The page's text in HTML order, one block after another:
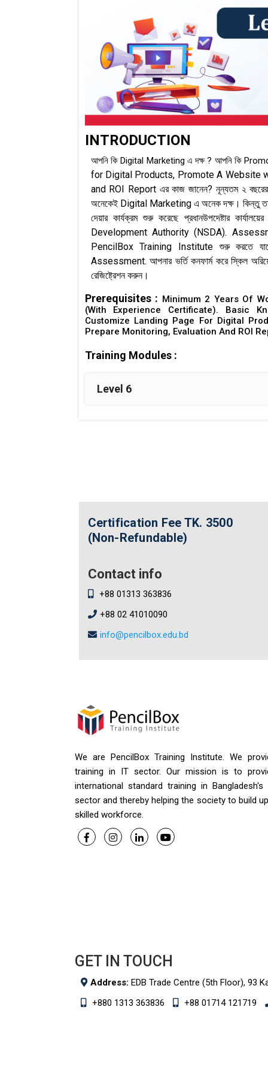
INTRODUCTION
আপনি কি Digital Marketing এ দক্ষ ? আপনি কি
for Digital Products, Promote A Website
and ROI Report এর কাজ জানেন? নূন্যতম ২ বছরের
অনেকেই Digital Marketing এ অনেক দক্ষ। কিন্তু তাদের
দেয়ার কার্যক্রম শুরু করেছে প্রধানউপদেষ্টার
Development Authority (NSDA). Assessment
PencilBox Training Institute শুরু করতে
Assessment. আপনার ভর্তি কনফার্ম করে স্কিল
রেজিষ্ট্রেশন করুন।
Prerequisites : Minimum 2 Years Of
(with Experience Certificate). Basic
Customize Landing Page For Digital
Prepare Monitoring, Evaluation And ROI
Training Modules :
Level 6
Certification Fee TK. 3500
(Non-Refundable)
Contact info
+88 01313 363836
+88 02 41010090
info@pencilbox.edu.bd
We are PencilBox Training Institute. We
training in IT sector. Our mission is to
international standard training in Bangladesh's
sector and thereby helping the society to build
skilled workforce.
GET IN TOUCH
Address: EDB Trade Centre (5th Floor), 93
+880 1313 363836
+88 01714 121719